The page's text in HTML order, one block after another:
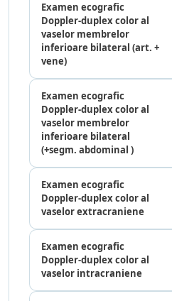
Examen ecografic
Doppler-duplex color al
vaselor membrelor
inferioare bilateral (art. +
vene)
Examen ecografic
Doppler-duplex color al
vaselor membrelor
inferioare bilateral
(+segm. abdominal )
Examen ecografic
Doppler-duplex color al
vaselor extracraniene
Examen ecografic
Doppler-duplex color al
vaselor intracraniene